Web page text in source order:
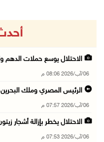
الاحتلال يوسع حملات الدهم
06/آب/2026 08:06 م
الرئيس المصري وملك
06/آب/2026 07:57 م
الاحتلال يخطر بإزالة أشجار
06/آب/2026 07:53 م